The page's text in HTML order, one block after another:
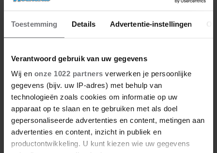
Toestemming Details Advertentie-instellingen
Verantwoord gebruik van uw gegevens
Wij en onze 1022 partners verwerken je persoonlijke
gegevens (bijv. uw IP-adres) met behulp van
technologieën zoals cookies om informatie op uw
apparaat op te slaan en te gebruiken met als doel
gepersonaliseerde advertenties en content, metingen aan
advertenties en content, inzicht in publiek en
productontwikkeling. U kunt kiezen wie uw gegevens
21/02/2026
WEEKEND-RECEPT: CHOCOLADEDADELS